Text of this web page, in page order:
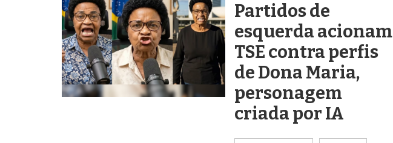
Partidos de
esquerda acionam
TSE contra perfis
de Dona Maria,
personagem
criada por IA